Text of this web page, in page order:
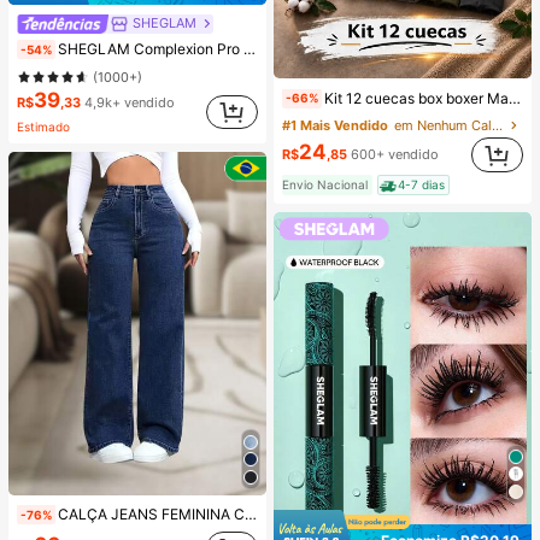
SHEGLAM
-54% SHEGLAM Complexion Pro Base Matte RespiráVel De Longa DuraçãO-Shell Marca De Beleza CosméTicos Maquiagem Para Mulheres E Meninas
(1000+)
R$39,33 4,9k+ vendido
Estimado
-76% CALÇA JEANS FEMININA CINTURA ALTA PANTALONA WIDE LEG LISA DENIM PREMIUM-11.11 Promoção Cor Preto
-66% Kit 12 cuecas box boxer Masculinas Premium Microfibra Confort Boxer ou 4
#1 Mais Vendido
em Nenhum Calções de banho masculinos
R$24 ,85 600+ vendido
Envio Nacional 4-7 dias